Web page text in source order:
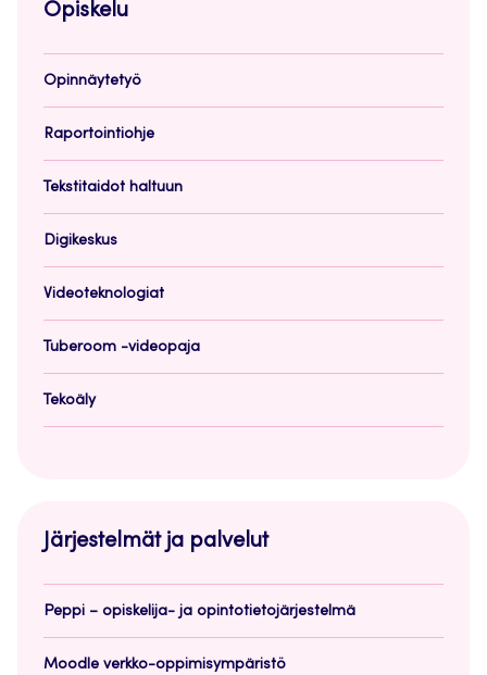
Opiskelu
Opinnäytetyö
Raportointiohje
Tekstitaidot haltuun
Digikeskus
Videoteknologiat
Tuberoom -videopaja
Tekoäly
Järjestelmät ja palvelut
Peppi – opiskelija- ja opintotietojärjestelmä
Moodle verkko-oppimisympäristö